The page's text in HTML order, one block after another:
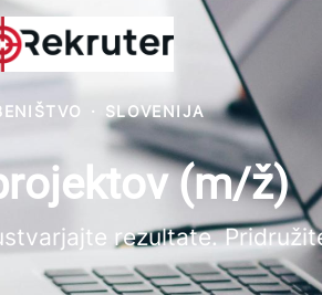
· SLOVENIJA
(m/ž)
rezultate.